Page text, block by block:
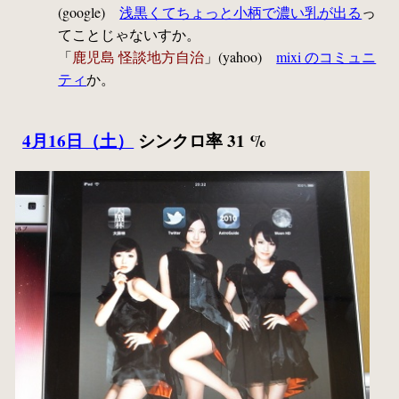
(google)浅黒くてちょっと小柄で濃い乳が出るっ
てことじゃないすか。
「鹿児島 怪談地方自治 」(yahoo)mixi のコミュニ
ティか。
4月16日（土） シンクロ率 31 %